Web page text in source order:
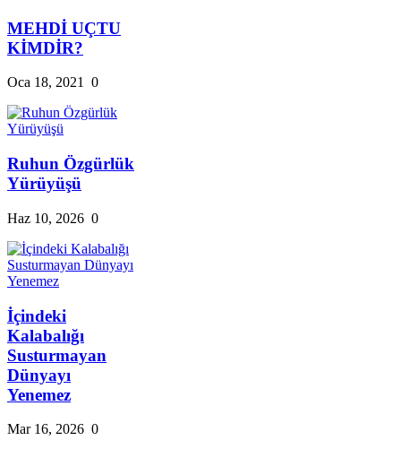
MEHDİ UÇTU
KİMDİR?
Oca 18, 2021 0
Ruhun Özgürlük
Yürüyüşü
Haz 10, 2026 0
İçindeki
Kalabalığı
Susturmayan
Dünyayı
Yenemez
Mar 16, 2026 0